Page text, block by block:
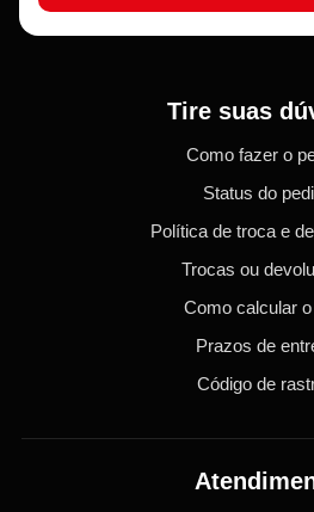
Tire suas
Como fazer o
Status do
Política de troca e
Trocas ou
Como calcular
Prazos de
Código de